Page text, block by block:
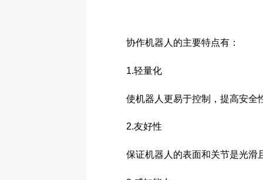
协作机器人的主要特点有：
1.轻量化
使机器人更易于控制，提高安全
2.友好性
保证机器人的表面和关节是光滑